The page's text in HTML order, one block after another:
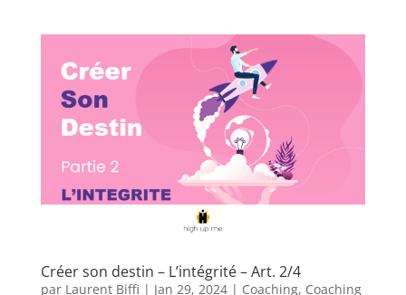
Créer son destin – L’intégrité – Art. 2/4
par Laurent Biffi | Jan 29, 2024| Coaching, Coaching